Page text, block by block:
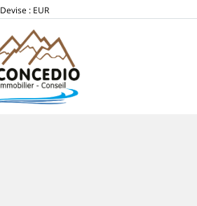
Devise : EUR